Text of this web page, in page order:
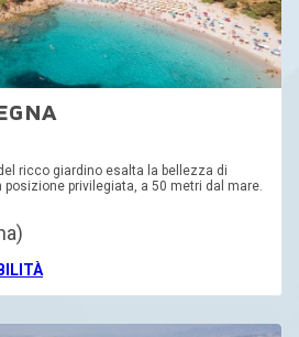
ricco giardino esalta la bellezza di
privilegiata, a 50 metri dal mare.